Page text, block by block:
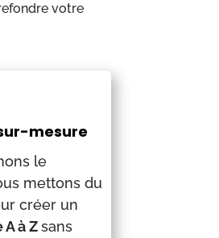
votre
mesure
le
mettons du
créer un
à Zsans